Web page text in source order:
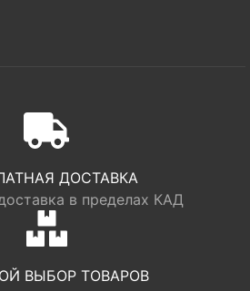
ДОСТАВКА
в пределах КАД
ВЫБОР ТОВАРОВ